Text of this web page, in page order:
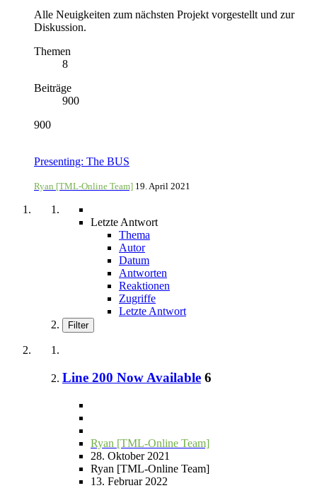
Alle Neuigkeiten zum nächsten Projekt vorgestellt und zur
Diskussion.
Themen
8
Beiträge
900
900
Presenting: The BUS
Ryan [TML-Online Team] 19. April 2021
Letzte Antwort
Thema
Autor
Datum
Antworten
Reaktionen
Zugriffe
Letzte Antwort
Filter
Line 200 Now Available 6
Ryan [TML-Online Team]
28. Oktober 2021
Ryan [TML-Online Team]
13. Februar 2022